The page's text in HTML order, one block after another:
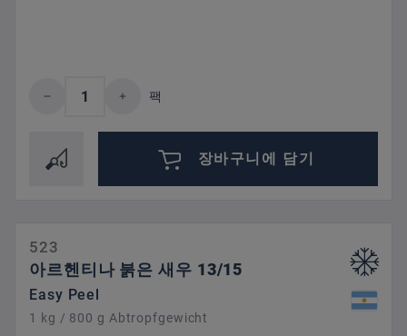
제품 수량: 원하는 값을 입력하거나 버튼
팩
장바구니에 담기
523
아르헨티나 붉은 새우 13/15
Easy Peel
1 kg / 800 g Abtropfgewicht